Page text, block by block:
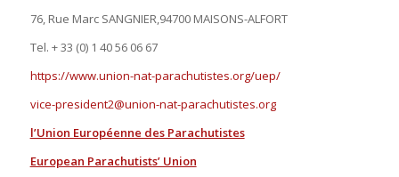
76, Rue Marc SANGNIER,94700 MAISONS-ALFORT
Tel. + 33 (0) 1 40 56 06 67
https://www.union-nat-parachutistes.org/uep/
vice-president2@union-nat-parachutistes.org
l’Union Européenne des Parachutistes
European Parachutists’ Union